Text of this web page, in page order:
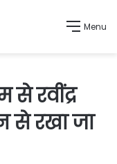
Menu
रवींद्र
से रखा जा